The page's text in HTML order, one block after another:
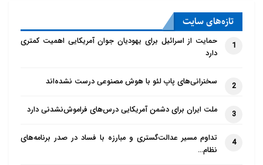
در این نامه آمده است: من از نامه اخیر شما و بخاطر
آرزوی همکاری در جوامع مذهبی جهان در ابراز عدالت و
رفاه همه مردم به‌ویژه کسانی که در این بحران کنونی
از جشن مسیحیان عید پاک رسید؛ اعتقادی که همه
مسیحیان در مورد مرگ و رستاخیز عیسی مسیح دارند به ما
اطمینان می‌دهند که به‌رغم همه نشانه‌های مرگ و تاریکی
در این جهان، حکمت دوست‌داشتنی خدا حرف آخر را دارد
و خداوند همیشه در تلاش است تا خیر را به ارمغان آورد.
تازه‌‌های سایت
1
حمایت از اسرائیل برای یهودیان جوان آمریکایی اهمیت کمتری
دارد
2 سخنرانی‌های پاپ لئو با هوش مصنوعی درست نشده‌اند
3 ملت ایران برای دشمن آمریکایی درس‌های فراموش‌نشدنی دارد
4
تداوم مسیر عدالت‌گستری و مبارزه با فساد در صدر برنامه‌های
نظام…